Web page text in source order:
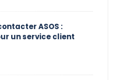
ASOS :
un service client